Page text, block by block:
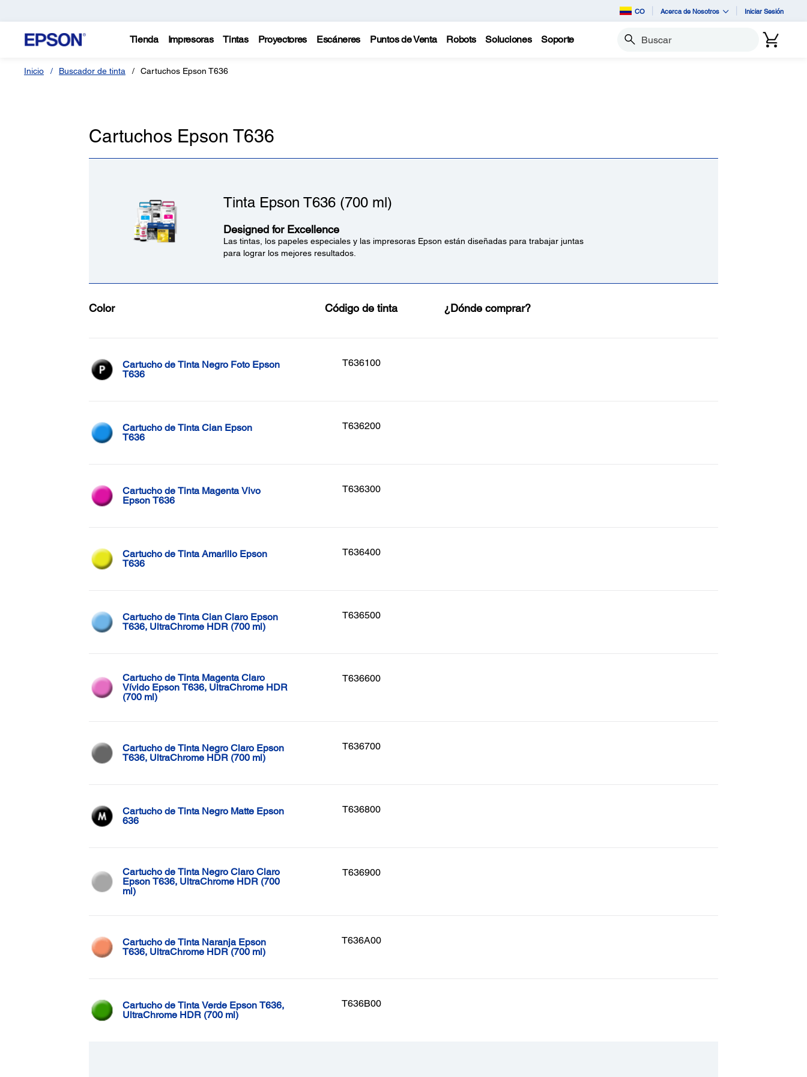
CO Acerca de Nosotros Iniciar Sesión
Tienda Impresoras Tintas Proyectores Escáneres Puntos de Venta Robots Soluciones Soporte Buscar
Inicio Buscador de tinta Cartuchos Epson T636
Cartuchos Epson T636
Tinta Epson T636 (700 ml)
Designed for Excellence
Las tintas, los papeles especiales y las impresoras Epson están diseñadas para trabajar juntas
para lograr los mejores resultados.
Color Código de tinta ¿Dónde comprar?
Cartucho de Tinta Negro Foto Epson
T636
T636100
Cartucho de Tinta Cian Epson
T636
T636200
Cartucho de Tinta Magenta Vivo
Epson T636
T636300
Cartucho de Tinta Amarillo Epson
T636
T636400
Cartucho de Tinta Cian Claro Epson
T636, UltraChrome HDR (700 ml)
T636500
Cartucho de Tinta Magenta Claro
Vívido Epson T636, UltraChrome HDR
(700 ml)
T636600
Cartucho de Tinta Negro Claro Epson
T636, UltraChrome HDR (700 ml)
T636700
Cartucho de Tinta Negro Matte Epson
636
T636800
Cartucho de Tinta Negro Claro Claro
Epson T636, UltraChrome HDR (700
ml)
T636900
Cartucho de Tinta Naranja Epson
T636, UltraChrome HDR (700 ml)
T636A00
Cartucho de Tinta Verde Epson T636,
UltraChrome HDR (700 ml)
T636B00